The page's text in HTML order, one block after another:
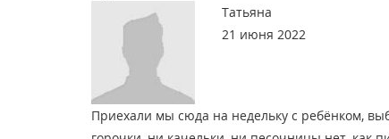
Татьяна
21 июня 2022
Приехали мы сюда на недельку с ребёнком,